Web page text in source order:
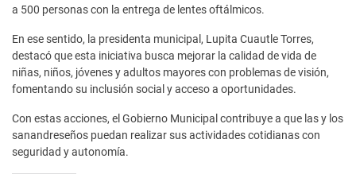
a 500 personas con la entrega de lentes oftálmicos.
En ese sentido, la presidenta municipal, Lupita Cuautle Torres,
destacó que esta iniciativa busca mejorar la calidad de vida de
niñas, niños, jóvenes y adultos mayores con problemas de visión,
fomentando su inclusión social y acceso a oportunidades.
Con estas acciones, el Gobierno Municipal contribuye a que las y los
sanandreseños puedan realizar sus actividades cotidianas con
seguridad y autonomía.